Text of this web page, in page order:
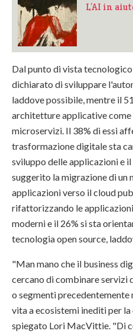
L’AI in
Dal punto di vista
dichiarato di sviluppare
laddove possibile, mentre il
architetture applicative come
microservizi. Il 38% di essi
trasformazione digitale sta
sviluppo delle applicazioni e
suggerito la migrazione di un
applicazioni verso il cloud
rifattorizzando le
moderni e il 26% si sta
tecnologia open source,
"Man mano che il business
cercano di combinare
o segmenti
vita a ecosistemi inediti per la
spiegato Lori MacVittie. "Di